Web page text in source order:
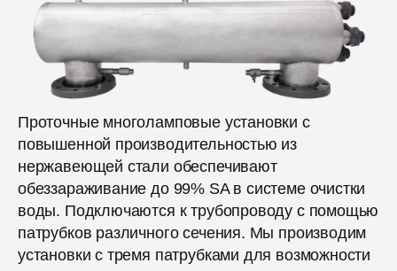
Проточные многоламповые установки с
повышенной производительностью из
нержавеющей стали обеспечивают
обеззараживание до 99% SA в системе очистки
воды. Подключаются к трубопроводу с помощью
патрубков различного сечения. Мы производим
установки с тремя патрубками для возможности